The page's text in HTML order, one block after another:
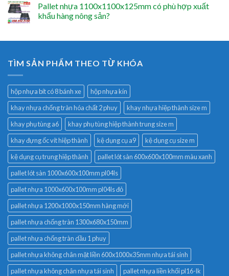
Pallet nhựa 1100x1100x125mm có phù hợp xuất
khẩu hàng nông sản?
TÌM SẢN PHẨM THEO TỪ KHÓA
hộp nhựa bít có 8 bánh xe
hộp nhựa kín
khay nhựa chống tràn hóa chất 2 phuy
khay nhựa hiệp thành size m
khay phụ tùng a6
khay phụ tùng hiệp thành trung size m
khay đựng ốc vít hiệp thành
kệ dụng cụ a9
kệ dụng cụ size m
kệ dụng cụ trung hiệp thành
pallet lót sàn 600x600x100mm màu xanh
pallet lót sàn 1000x600x100mm pl04ls
pallet nhựa 1000x600x100mm pl04ls đỏ
pallet nhựa 1200x1000x150mm hàng mới
pallet nhựa chống tràn 1300x680x150mm
pallet nhựa chống tràn dầu 1 phuy
pallet nhựa không chân mặt liền 600x1000x35mm nhựa tái sinh
pallet nhựa không chân nhựa tái sinh
pallet nhựa liền khối pl16-lk